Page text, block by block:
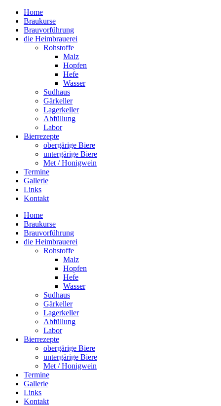
mein Sudhaus
Braukurse – Brauvorführungen – Tastings
Home
Braukurse
Brauvorführung
die Heimbrauerei
Rohstoffe
Malz
Hopfen
Hefe
Wasser
Sudhaus
Gärkeller
Lagerkeller
Abfüllung
Labor
Bierrezepte
obergärige Biere
untergärige Biere
Met / Honigwein
Termine
Gallerie
Links
Kontakt
Home
Braukurse
Brauvorführung
die Heimbrauerei
Rohstoffe
Malz
Hopfen
Hefe
Wasser
Sudhaus
Gärkeller
Lagerkeller
Abfüllung
Labor
Bierrezepte
obergärige Biere
untergärige Biere
Met / Honigwein
Termine
Gallerie
Links
Kontakt